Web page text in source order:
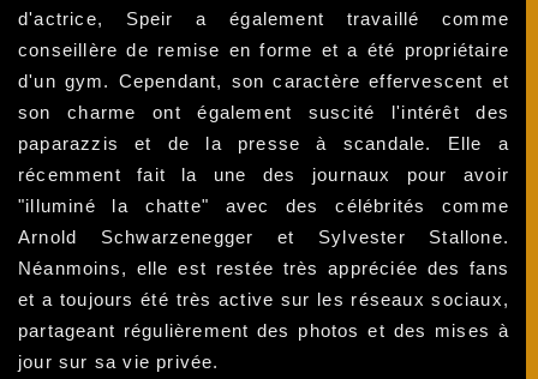
d'actrice, Speir a également travaillé comme
conseillère de remise en forme et a été propriétaire
d'un gym. Cependant, son caractère effervescent et
son charme ont également suscité l'intérêt des
paparazzis et de la presse à scandale. Elle a
récemment fait la une des journaux pour avoir
"illuminé la chatte" avec des célébrités comme
Arnold Schwarzenegger et Sylvester Stallone.
Néanmoins, elle est restée très appréciée des fans
et a toujours été très active sur les réseaux sociaux,
partageant régulièrement des photos et des mises à
jour sur sa vie privée.